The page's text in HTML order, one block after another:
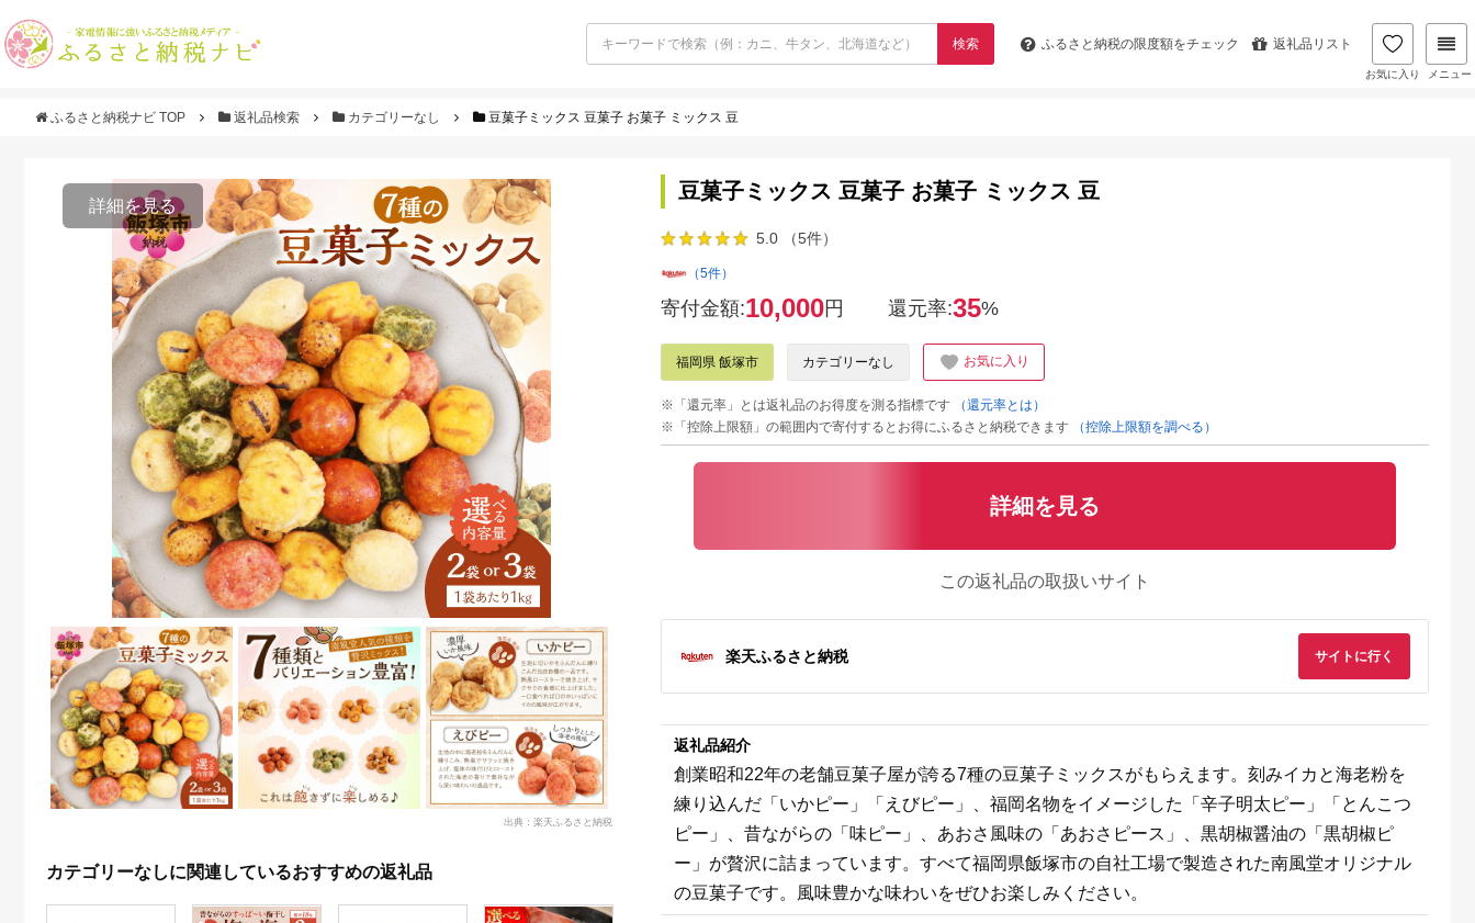
検索 ふるさと納税の限度額をチェック 返礼品リスト
お気に入り メニュー
ふるさと納税ナビ TOP 返礼品検索 カテゴリーなし 豆菓子ミックス 豆菓子 お菓子 ミックス 豆
詳細を見る
出典：楽天ふるさと納税
カテゴリーなしに関連しているおすすめの返礼品
豆菓子ミックス 豆菓子 お菓子 ミックス 豆
5.0 （5件）
（5件）
寄付金額:10,000円 還元率:35%
福岡県 飯塚市 カテゴリーなし お気に入り
※「還元率」とは返礼品のお得度を測る指標です
（還元率とは）
※「控除上限額」の範囲内で寄付するとお得にふるさと納税できます
（控除上限額を調べる）
詳細を見る
この返礼品の取扱いサイト
楽天ふるさと納税 サイトに行く
返礼品紹介
創業昭和22年の老舗豆菓子屋が誇る7種の豆菓子ミックスがもらえます。刻みイカと海老粉を
練り込んだ「いかピー」「えびピー」、福岡名物をイメージした「辛子明太ピー」「とんこつ
ピー」、昔ながらの「味ピー」、あおさ風味の「あおさピース」、黒胡椒醤油の「黒胡椒ピ
ー」が贅沢に詰まっています。すべて福岡県飯塚市の自社工場で製造された南風堂オリジナル
の豆菓子です。風味豊かな味わいをぜひお楽しみください。